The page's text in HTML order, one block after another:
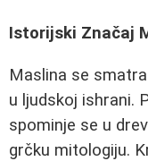
Istorijski Značaj
Maslina se
u ljudskoj ishrani.
spominje se u
grčku mitologiju.